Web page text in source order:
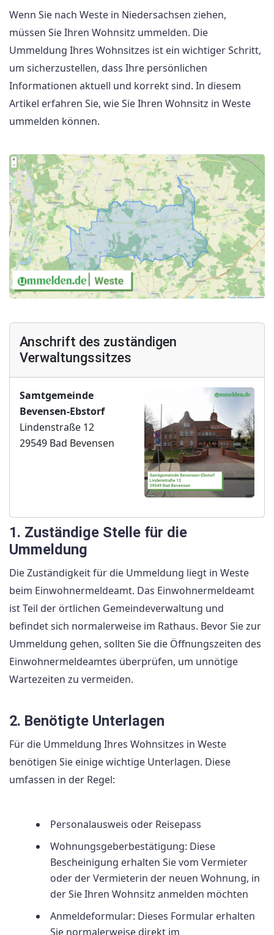
Wenn Sie nach Weste in Niedersachsen ziehen,
müssen Sie Ihren Wohnsitz ummelden. Die
Ummeldung Ihres Wohnsitzes ist ein wichtiger Schritt,
um sicherzustellen, dass Ihre persönlichen
Informationen aktuell und korrekt sind. In diesem
Artikel erfahren Sie, wie Sie Ihren Wohnsitz in Weste
ummelden können.
Anschrift des zuständigen
Verwaltungssitzes
Samtgemeinde
Bevensen-Ebstorf
Lindenstraße 12
29549 Bad Bevensen
1. Zuständige Stelle für die
Ummeldung
Die Zuständigkeit für die Ummeldung liegt in Weste
beim Einwohnermeldeamt. Das Einwohnermeldeamt
ist Teil der örtlichen Gemeindeverwaltung und
befindet sich normalerweise im Rathaus. Bevor Sie zur
Ummeldung gehen, sollten Sie die Öffnungszeiten des
Einwohnermeldeamtes überprüfen, um unnötige
Wartezeiten zu vermeiden.
2. Benötigte Unterlagen
Für die Ummeldung Ihres Wohnsitzes in Weste
benötigen Sie einige wichtige Unterlagen. Diese
umfassen in der Regel:
Personalausweis oder Reisepass
Wohnungsgeberbestätigung: Diese
Bescheinigung erhalten Sie vom Vermieter
oder der Vermieterin der neuen Wohnung, in
der Sie Ihren Wohnsitz anmelden möchten
Anmeldeformular: Dieses Formular erhalten
Sie normalerweise direkt im